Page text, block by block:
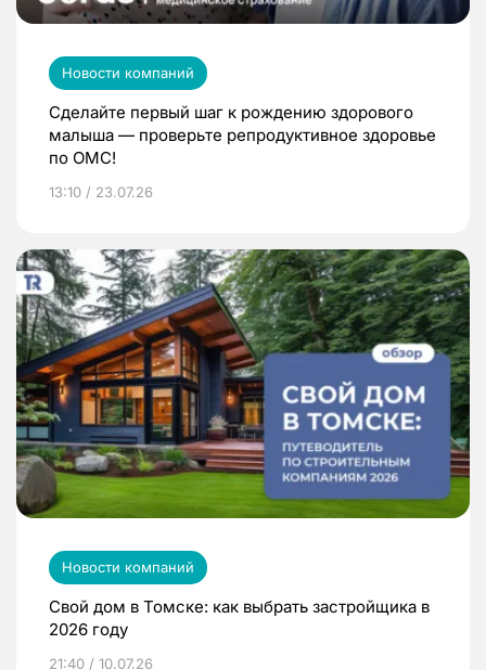
Новости компаний
Сделайте первый шаг к рождению здорового
малыша — проверьте репродуктивное здоровье
по ОМС!
13:10 / 23.07.26
Новости компаний
Свой дом в Томске: как выбрать застройщика в
2026 году
21:40 / 10.07.26